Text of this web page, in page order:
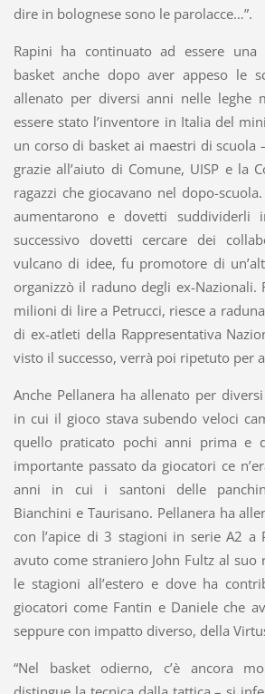
dire in bolognese sono le parolacce…”.
Rapini ha continuato ad essere una
basket anche dopo aver appeso le
allenato per diversi anni nelle leghe
essere stato l’inventore in Italia del
un corso di basket ai maestri di scuola
grazie all’aiuto di Comune, UISP e la
ragazzi che giocavano nel dopo-
aumentarono e dovetti suddividerli
successivo dovetti cercare dei
vulcano di idee, fu promotore di
organizzò il raduno degli ex-Nazionali.
milioni di lire a Petrucci, riesce a
di ex-atleti della Rappresentativa
visto il successo, verrà poi ripetuto per
Anche Pellanera ha allenato per
in cui il gioco stava subendo veloci
quello praticato pochi anni prima e
importante passato da giocatori ce
anni in cui i santoni delle
Bianchini e Taurisano. Pellanera ha
con l’apice di 3 stagioni in serie A2 a
avuto come straniero John Fultz al
le stagioni all’estero e dove ha
giocatori come Fantin e Daniele che
seppure con impatto diverso, della
“Nel basket odierno, c’è ancora